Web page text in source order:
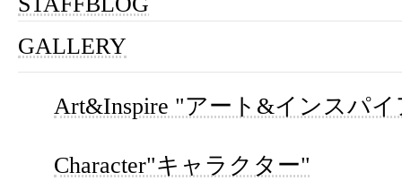
GALLERY
Art&Inspire "アート&インスパ
Character"キャラクター"